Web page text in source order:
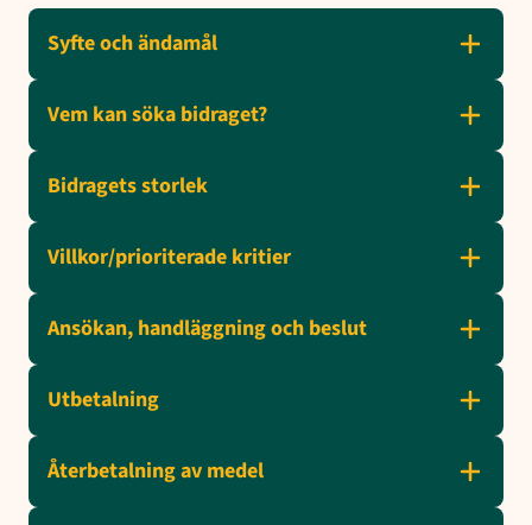
Syfte och ändamål
Vem kan söka bidraget?
Bidragets storlek
Villkor/prioriterade kritier
Ansökan, handläggning och beslut
Utbetalning
Återbetalning av medel